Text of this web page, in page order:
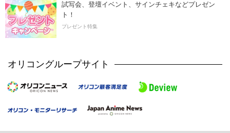
試写会、登壇イベント、サインチェキなどプレゼン
ト！
プレゼント特集
オリコングループサイト